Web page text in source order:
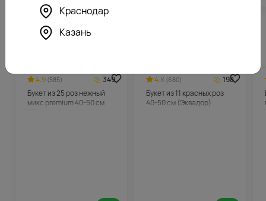
Похожие товары
4.9 (585)
349
Букет из 25 роз нежный
микс premium 40-50 см
4.8 (680)
198
Букет из 11 красных роз
40-50 см (Эквадор)
Краснодар
Казань